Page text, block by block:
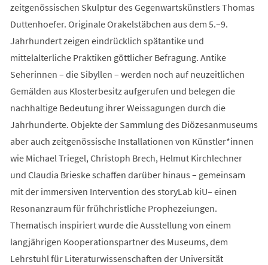
zeitgenössischen Skulptur des Gegenwartskünstlers Thomas
Duttenhoefer. Originale Orakelstäbchen aus dem 5.–9.
Jahrhundert zeigen eindrücklich spätantike und
mittelalterliche Praktiken göttlicher Befragung. Antike
Seherinnen – die Sibyllen – werden noch auf neuzeitlichen
Gemälden aus Klosterbesitz aufgerufen und belegen die
nachhaltige Bedeutung ihrer Weissagungen durch die
Jahrhunderte. Objekte der Sammlung des Diözesanmuseums
aber auch zeitgenössische Installationen von Künstler*innen
wie Michael Triegel, Christoph Brech, Helmut Kirchlechner
und Claudia Brieske schaffen darüber hinaus – gemeinsam
mit der immersiven Intervention des storyLab kiU– einen
Resonanzraum für frühchristliche Prophezeiungen.
Thematisch inspiriert wurde die Ausstellung von einem
langjährigen Kooperationspartner des Museums, dem
Lehrstuhl für Literaturwissenschaften der Universität